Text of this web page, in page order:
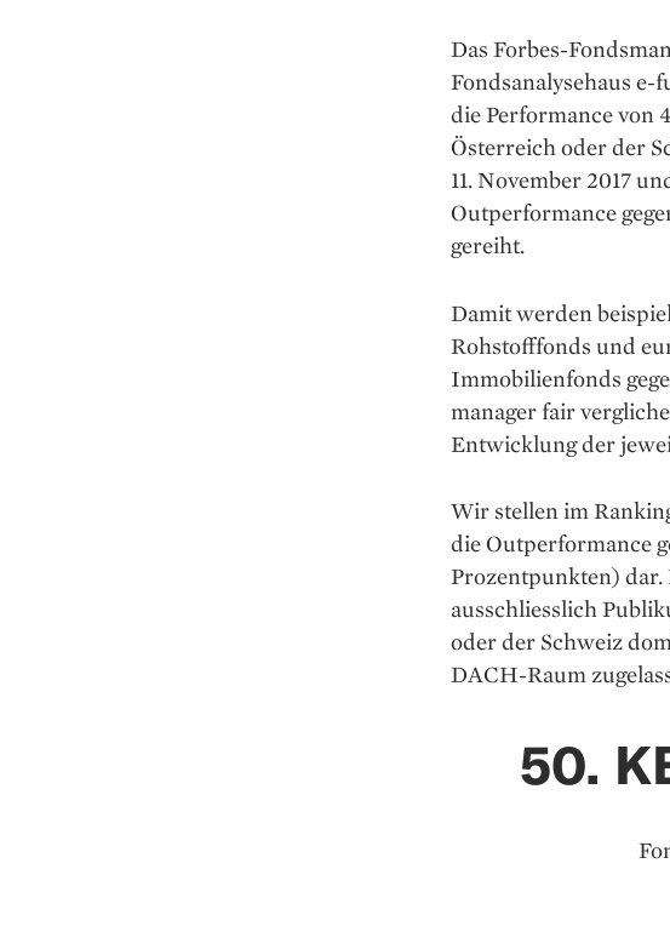
Das Forbes-
Fondsanalysehaus
die Performance von
Österreich oder der
11. November 2017
Outperformance
gereiht.
Damit werden
Rohstofffonds und
Immobilienfonds
manager fair
Entwicklung der
Wir stellen im
die Outperformance
Prozentpunkten)
ausschliesslich
oder der Schweiz
DACH-Raum
50.